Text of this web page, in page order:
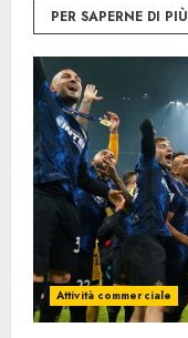
PER SAPERNE DI PIÙ
Attività commerciale